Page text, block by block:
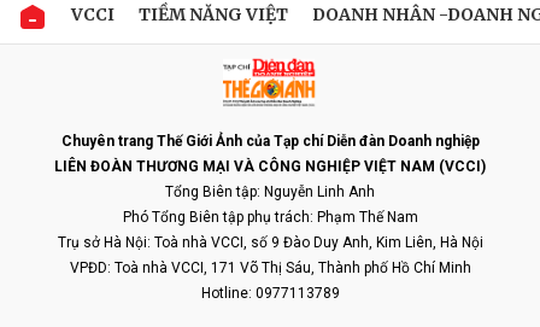
VietOffice 2026: Hội tụ giải pháp văn phòng
thông minh, thiết bị và văn phòng phẩm
Cơ hội giao thương, chuyển giao công nghệ và hợp tác đầu tư